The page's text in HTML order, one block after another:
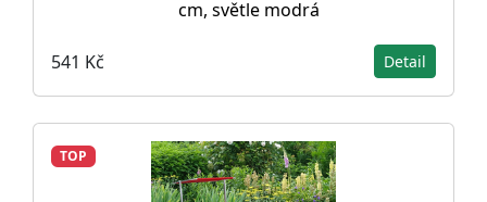
cm, světle modrá
541 Kč Detail
TOP